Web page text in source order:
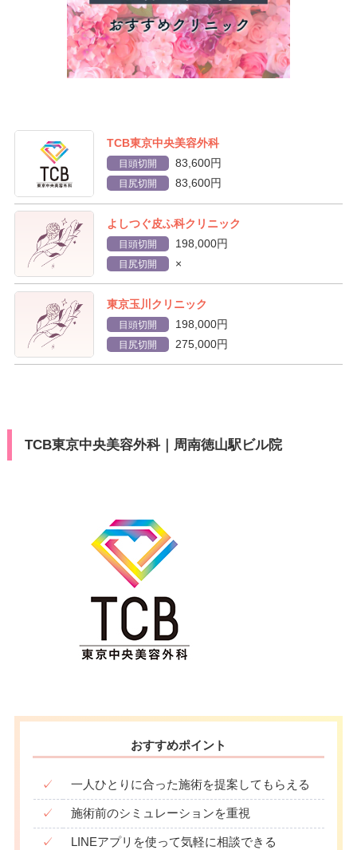
TCB東京中央美容外科
目頭切開 83,600円
目尻切開 83,600円
よしつぐ皮ふ科クリニック
目頭切開 198,000円
目尻切開 ×
東京玉川クリニック
目頭切開 198,000円
目尻切開 275,000円
TCB東京中央美容外科｜周南徳山駅ビル院
おすすめポイント
✓ 一人ひとりに合った施術を提案してもらえる
✓ 施術前のシミュレーションを重視
✓ LINEアプリを使って気軽に相談できる